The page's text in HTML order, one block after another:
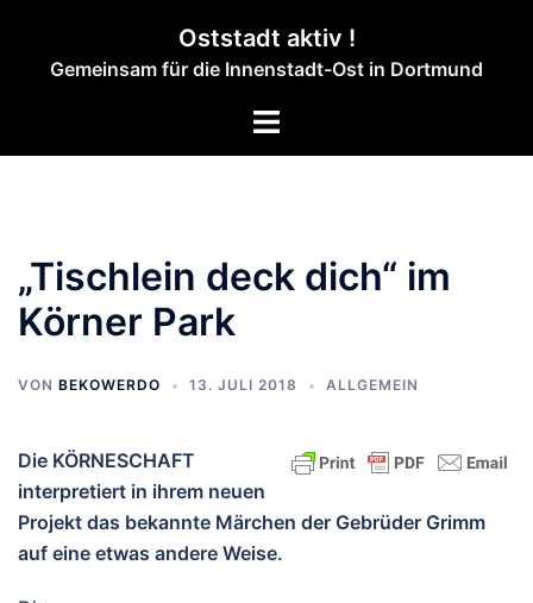
springen
Oststadt aktiv !
Gemeinsam für die Innenstadt-Ost in Dortmund
Menü
„Tischlein deck dich“ im
Körner Park
VON BEKOWERDO 13. JULI 2018 ALLGEMEIN
Die KÖRNESCHAFT
interpretiert in ihrem neuen
Projekt das bekannte Märchen der Gebrüder Grimm
auf eine etwas andere Weise.